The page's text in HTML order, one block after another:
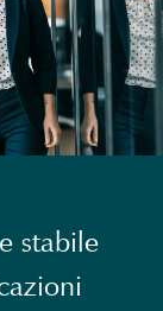
stabile